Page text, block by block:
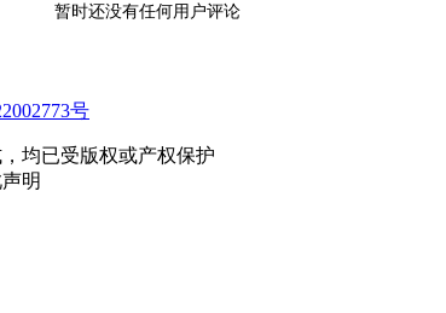
暂时还没有任何用户评论
号
均已受版权或产权保护
明